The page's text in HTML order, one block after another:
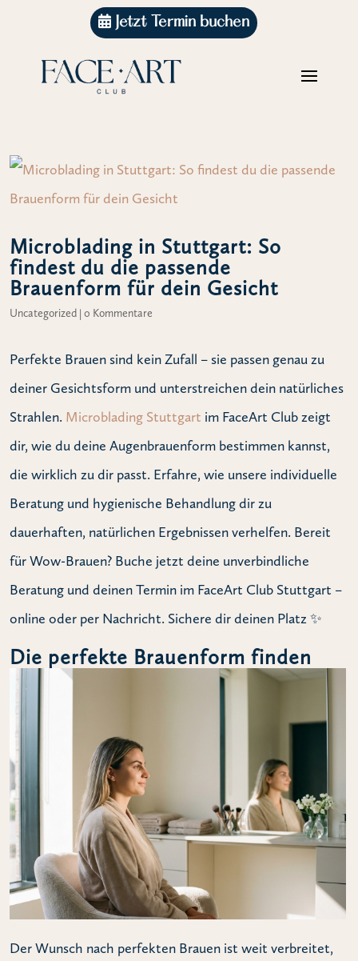
Jetzt Termin buchen
Microblading in Stuttgart: So
findest du die passende
Brauenform für dein Gesicht
Uncategorized | 0 Kommentare
Perfekte Brauen sind kein Zufall – sie passen genau zu
deiner Gesichtsform und unterstreichen dein natürliches
Strahlen. Microblading Stuttgart im FaceArt Club zeigt
dir, wie du deine Augenbrauenform bestimmen kannst,
die wirklich zu dir passt. Erfahre, wie unsere individuelle
Beratung und hygienische Behandlung dir zu
dauerhaften, natürlichen Ergebnissen verhelfen. Bereit
für Wow-Brauen? Buche jetzt deine unverbindliche
Beratung und deinen Termin im FaceArt Club Stuttgart –
online oder per Nachricht. Sichere dir deinen Platz ✨
Die perfekte Brauenform finden
Der Wunsch nach perfekten Brauen ist weit verbreitet,